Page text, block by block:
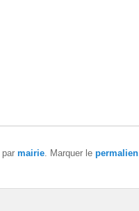
par mairie . Marquer le permalien